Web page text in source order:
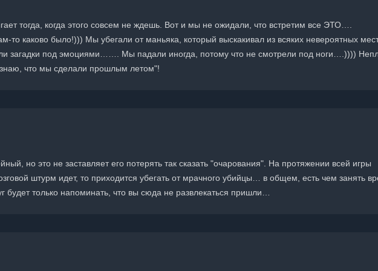
тогда, когда этого совсем не ждешь. Вот и мы не ожидали, что встретим все ЭТО….
то каково было!))) Мы убегали от маньяка, который выскакивал из всяких невероятных
загадки под эмоциями……. Мы падали иногда, потому что не смотрели под ноги….))))
что мы сделали прошлым летом"!
но это не заставляет его потерять так сказать "очарования". На протяжении всей игры
штурм идет, то приходится убегать от мрачного убийцы… в общем, есть чем занять
будет только напоминать, что вы сюда не развлекаться пришли…